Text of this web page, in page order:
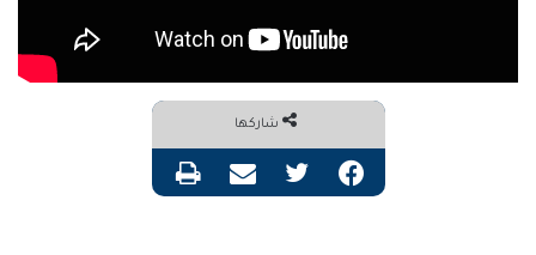
شاركها
فيسبوك تويتر مشاركة عبر البريد طباعة